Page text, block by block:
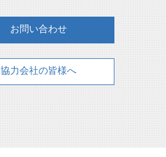
お問い合わせ
協力会社の皆様へ